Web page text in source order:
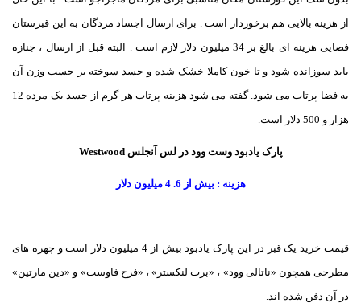
از هزینه بالایی هم برخوردار است . برای ارسال اجساد مردگان به این قبرستان
فضایی هزینه ای بالغ بر 34 میلیون دلار لازم است . البته قبل از ارسال ، جنازه
باید سوزانده شود و تا خون کاملا خشک شده و جسد سوخته بر حسب وزن آن
به فضا پرتاب می شود. گفته می شود هزینه پرتاب هر گرم از جسد یک مرده 12
هزار و 500 دلار است.
پارک یادبود وست وود در لس آنجلس Westwood
هزینه : بیش از 6. 4 میلیون دلار
قیمت خرید یک قبر در این پارک یادبود بیش از 4 میلیون دلار است و چهره های
مطرحی همچون «ناتالی وود» ، «برت لنکستر» ، «فرح فاوست» و «دین مارتین»
در آن دفن شده اند.